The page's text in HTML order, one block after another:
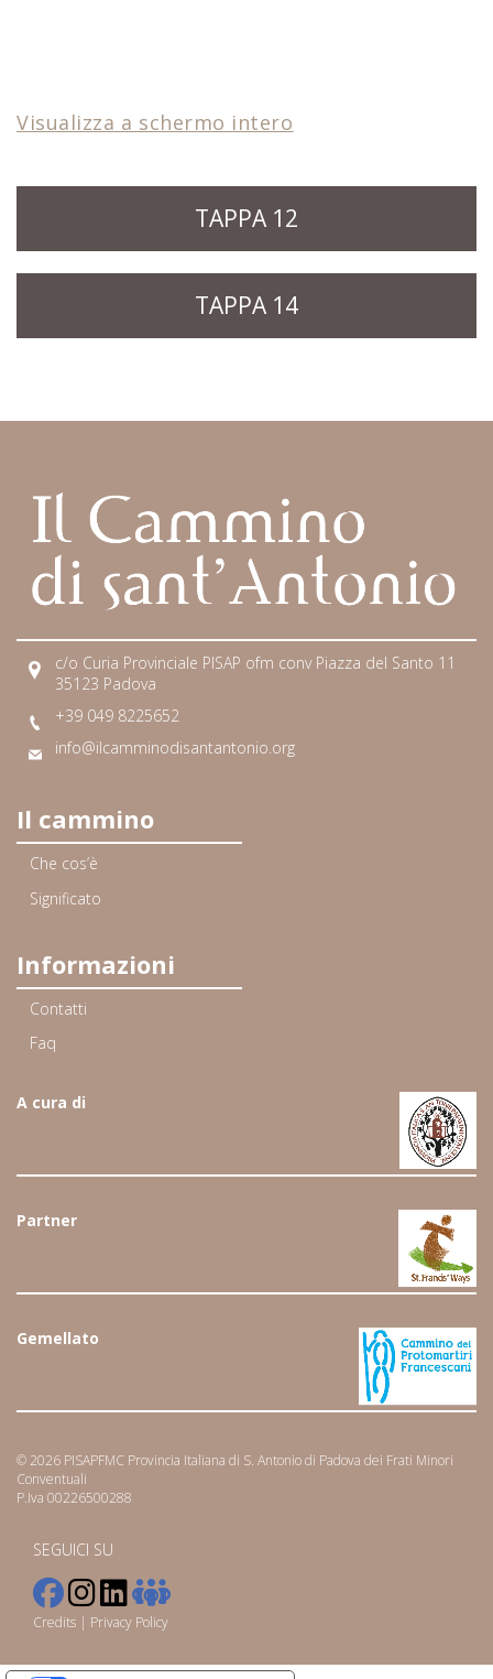
Visualizza a schermo intero
TAPPA 12
TAPPA 14
c/o Curia Provinciale PISAP ofm conv Piazza del Santo 11
35123 Padova
+39 049 8225652
info@ilcamminodisantantonio.org
Il cammino
Che cos’è
Significato
Informazioni
Contatti
Faq
A cura di
Partner
Gemellato
© 2026 PISAPFMC Provincia Italiana di S. Antonio di Padova dei Frati Minori
Conventuali
P.Iva 00226500288
SEGUICI SU
Credits | Privacy Policy